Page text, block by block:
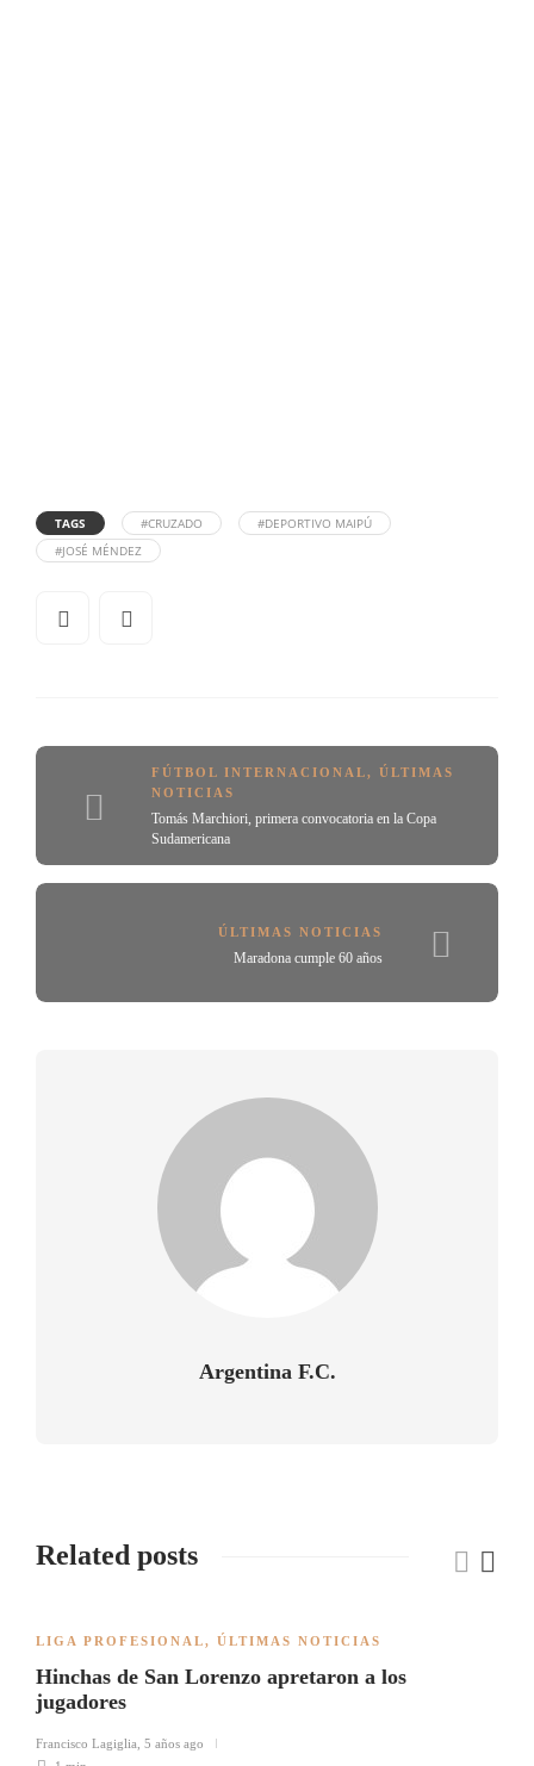
TAGS #CRUZADO
#DEPORTIVO MAIPÚ
#JOSÉ MÉNDEZ
FÚTBOL INTERNACIONAL, ÚLTIMAS
NOTICIAS
Tomás Marchiori, primera convocatoria en la Copa
Sudamericana
ÚLTIMAS NOTICIAS
Maradona cumple 60 años
Argentina F.C.
Related posts
LIGA PROFESIONAL, ÚLTIMAS NOTICIAS
Hinchas de San Lorenzo apretaron a los
jugadores
Francisco Lagiglia 5 años ago